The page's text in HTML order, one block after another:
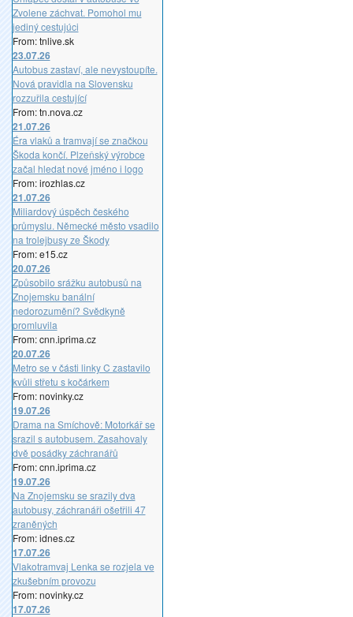
Zvolene záchvat. Pomohol mu
jediný cestujúci
From: tnlive.sk
23.07.26
Autobus zastaví, ale nevystoupíte.
Nová pravidla na Slovensku
rozzuřila cestující
From: tn.nova.cz
21.07.26
Éra vlaků a tramvají se značkou
Škoda končí. Plzeňský výrobce
začal hledat nové jméno i logo
From: irozhlas.cz
21.07.26
Miliardový úspěch českého
průmyslu. Německé město vsadilo
na trolejbusy ze Škody
From: e15.cz
20.07.26
Způsobilo srážku autobusů na
Znojemsku banální
nedorozumění? Svědkyně
promluvila
From: cnn.iprima.cz
20.07.26
Metro se v části linky C zastavilo
kvůli střetu s kočárkem
From: novinky.cz
19.07.26
Drama na Smíchově: Motorkář se
srazil s autobusem. Zasahovaly
dvě posádky záchranářů
From: cnn.iprima.cz
19.07.26
Na Znojemsku se srazily dva
autobusy, záchranáři ošetřili 47
zraněných
From: idnes.cz
17.07.26
Vlakotramvaj Lenka se rozjela ve
zkušebním provozu
From: novinky.cz
17.07.26